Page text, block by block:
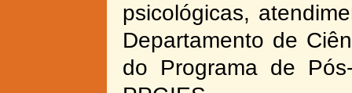
psicológicas,
Departamento de
do Programa de